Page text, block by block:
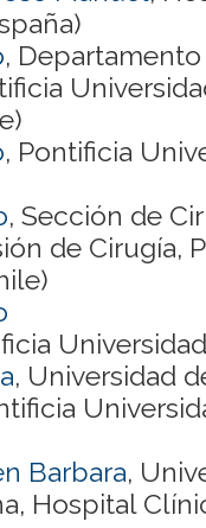
,
, Pontificia
, Sección de
de Cirugía,
, Universidad
Barbara,
Hospital